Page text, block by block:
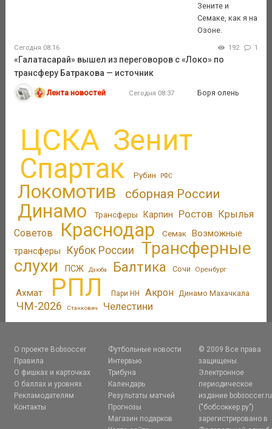
Зените и
Семаке, как я на
Озоне.
Сегодня 08:16 192 1
«Галатасарай» вышел из переговоров с «Локо» по
трансферу Батракова — источник
Лента новостей Сегодня 08:37 Боря олень
ЦСКА Зенит
Спартак Рубин РФС
Локомотив сборная России
Динамо Трансферы Карпин Ростов Крылья
Советов
Краснодар Семак Возможные
трансферы
Кубок России
Трансферные
слухи
ПСЖ Дзюба Балтика Сочи Оренбург
Ахмат РПЛ Пари НН Акрон Динамо Махачкала
ЧМ-2026 Станкович Челестини
О проекте Bobsoccer
Правила
О фишках и карточках
О баллах и уровнях
Рекламодателям
Контакты
Футбольные новости
Интервью
Трибуна
Календарь
Результаты матчей
Прогнозы
Магазин подарков
© 2009 Все права
защищены.
Электронное
периодическое
издание bobsoccer.ru
("бобсоккер.ру")
зарегистрировано в